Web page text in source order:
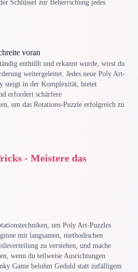
Schlüssel zur Beherrschung jedes
voran
enthüllt und erkannt wurde, wirst du
weitergeleitet. Jedes neue Poly Art-
steigt in der Komplexität, bietet
erfordert schärfere
um das Rotations-Puzzle erfolgreich zu
- Meistere das
um Poly Art-Puzzles
mit langsamen, methodischen
zu verstehen, und mache
wenn du teilweise Ausrichtungen
Game belohnt Geduld statt zufälligem